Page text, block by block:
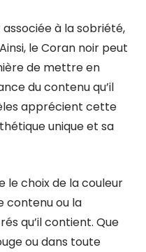
à la sobriété,
le Coran noir peut
de mettre en
du contenu qu’il
apprécient cette
unique et sa
le choix de la couleur
contenu ou la
qu’il contient. Que
ou dans toute